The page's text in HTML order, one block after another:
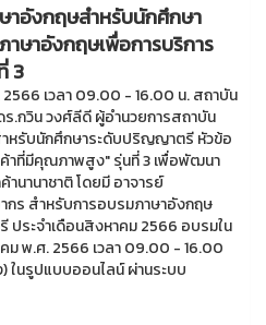
าอังกฤษสำหรับนักศึกษา
ษาอังกฤษเพื่อการบริการ
3
เวลา 09.00 - 16.00 น. สถาบัน
.กวิน วงศ์ลีดี ผู้อำนวยการสถาบัน
หรับนักศึกษาระดับปริญญาตรี หัวข้อ
าที่มีคุณภาพสูง" รุ่นที่ 3 เพื่อพัฒนา
นานาชาติ โดยมี อาจารย์
กร สำหรับการอบรมภาษาอังกฤษ
ระจำเดือนสิงหาคม 2566 อบรมใน
คม พ.ศ. 2566 เวลา 09.00 - 16.00
ในรูปแบบออนไลน์ ผ่านระบบ